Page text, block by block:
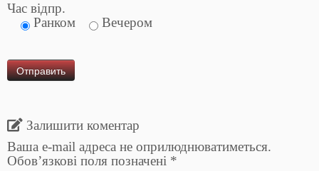
Час відпр.
Ранком
Вечером
Залишити коментар
Ваша e-mail адреса не оприлюднюватиметься.
Обов’язкові поля позначені *